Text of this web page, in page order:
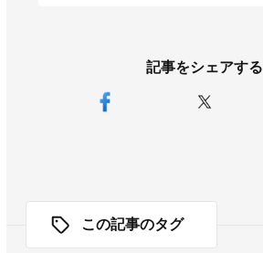
記事をシェアする
この記事のタグ